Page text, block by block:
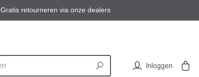
Gratis retourneren via onze dealers
Inloggen